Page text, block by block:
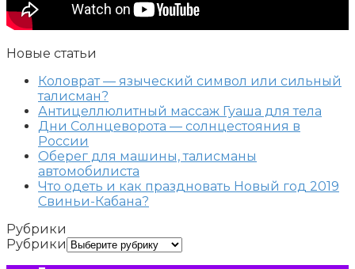
Новые статьи
Коловрат — языческий символ или сильный
талисман?
Антицеллюлитный массаж Гуаша для тела
Дни Солнцеворота — солнцестояния в
России
Оберег для машины, талисманы
автомобилиста
Что одеть и как праздновать Новый год 2019
Свиньи-Кабана?
Рубрики
Рубрики